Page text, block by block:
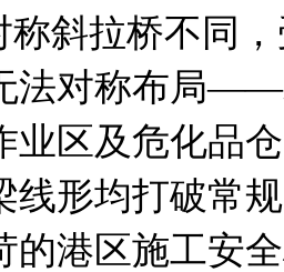
拉桥不同，
法对称布局——
业区及危化品
线形均打破常
的港区施工安